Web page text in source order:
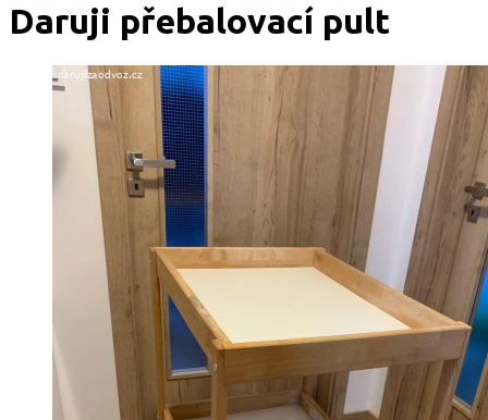
Daruji přebalovací pult